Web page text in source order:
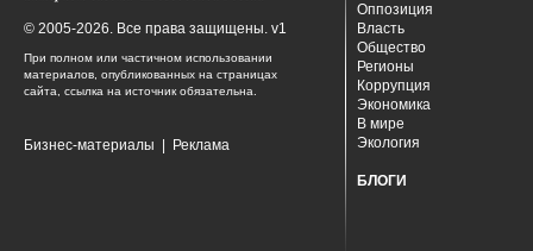
© 2005-2026. Все права защищены. v1
При полном или частичном использовании
материалов, опубликованных на страницах
сайта, ссылка на источник обязательна.
Бизнес-материалы Реклама
Оппозиция
Власть
Общество
Регионы
Коррупция
Экономика
В мире
Экология
БЛОГИ